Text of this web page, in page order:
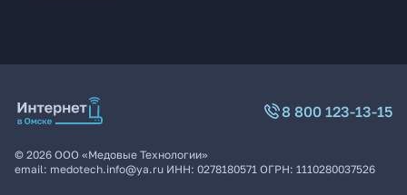
8 800 123-13-15
© 2026 ООО «Медовые Технологии»
email: medotech.info@ya.ru ИНН: 0278180571 ОГРН: 1110280037526